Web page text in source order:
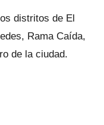
distritos de El
Rama Caída,
de la ciudad.